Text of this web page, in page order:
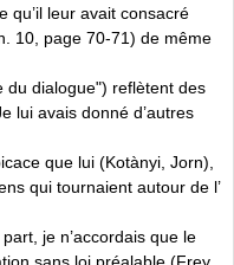
qu’il leur avait consacré
10, page 70-71) de même
du dialogue") reflètent des
lui avais donné d’autres
que lui (Kotànyi, Jorn),
qui tournaient autour de l’
je n’accordais que le